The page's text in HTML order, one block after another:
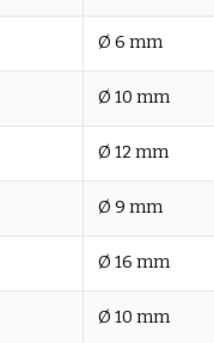
Ø 6 mm
Ø 10 mm
Ø 12 mm
Ø 9 mm
Ø 16 mm
Ø 10 mm